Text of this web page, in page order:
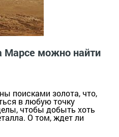
Марсе можно найти
поисками золота, что,
в любую точку
чтобы добыть хоть
О том, ждет ли